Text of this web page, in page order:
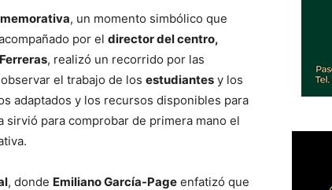
, un momento simbólico que
por el director del centro,
, realizó un recorrido por las
el trabajo de los estudiantes y los
adaptados y los recursos disponibles para
para comprobar de primera mano el
, donde Emiliano García-Page enfatizó que